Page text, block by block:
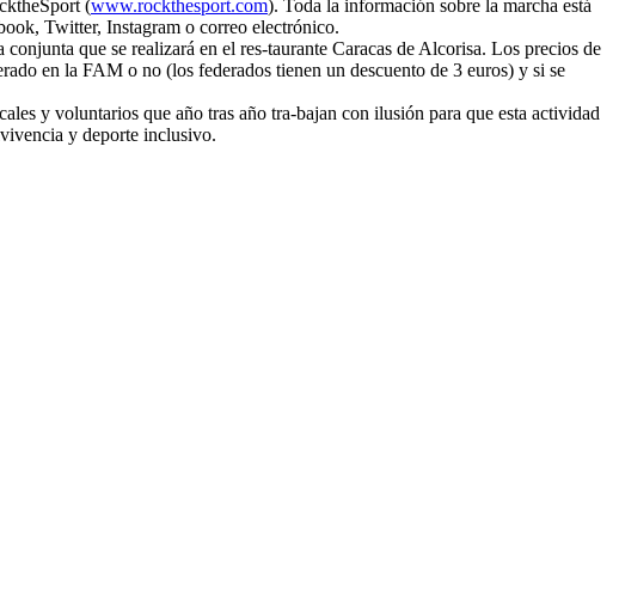
(www.rockthesport.com). Toda la información sobre la marcha está
Twitter, Instagram o correo electrónico.
que se realizará en el res-taurante Caracas de Alcorisa. Los precios de
en la FAM o no (los federados tienen un descuento de 3 euros) y si se
y voluntarios que año tras año tra-bajan con ilusión para que esta actividad
y deporte inclusivo.